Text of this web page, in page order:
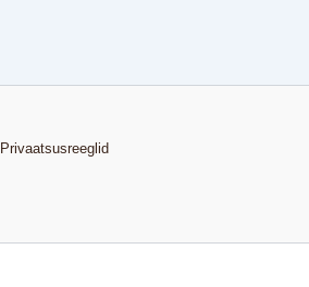
Privaatsusreeglid